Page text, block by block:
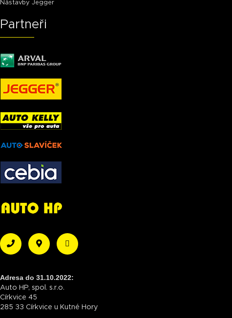
Nástavby Jegger
Partneři
Adresa do 31.10.2022:
Auto HP, spol. s.r.o.
Církvice 45
285 33 Církvice u Kutné Hory